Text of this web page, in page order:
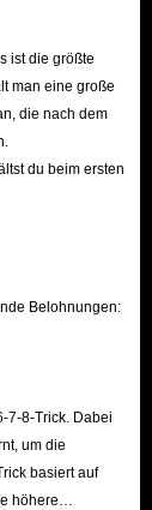
ob Sie Fragen
die perfekten
verbessern.
günstigen
ist die größte
man eine große
die nach dem
du beim ersten
Belohnungen:
7-8-Trick. Dabei
um die
basiert auf
höhere